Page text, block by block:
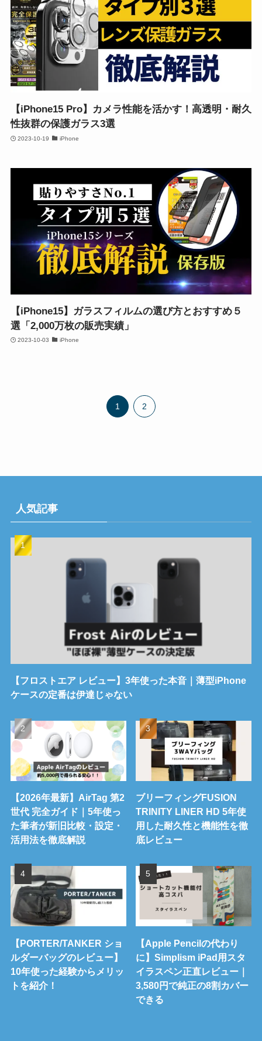
【iPhone15 Pro】カメラ性能を活かす！高透明・耐久
性抜群の保護ガラス3選
2023-10-19 iPhone
【iPhone15】ガラスフィルムの選び方とおすすめ５
選「2,000万枚の販売実績」
2023-10-03 iPhone
1 2
人気記事
【フロストエア レビュー】3年使った本音｜薄型iPhone
ケースの定番は伊達じゃない
【2026年最新】AirTag 第2
世代 完全ガイド｜5年使っ
た筆者が新旧比較・設定・
活用法を徹底解説
ブリーフィングFUSION
TRINITY LINER HD 5年使
用した耐久性と機能性を徹
底レビュー
【PORTER/TANKER ショ
ルダーバッグのレビュー】
10年使った経験からメリッ
トを紹介！
【Apple Pencilの代わり
に】Simplism iPad用スタ
イラスペン正直レビュー｜
3,580円で純正の8割カバー
できる